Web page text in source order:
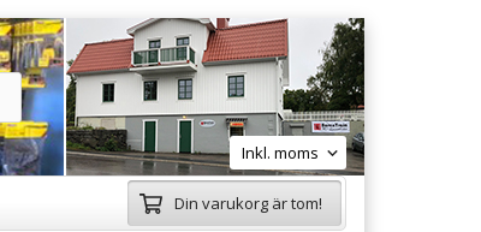
Din varukorg är tom!